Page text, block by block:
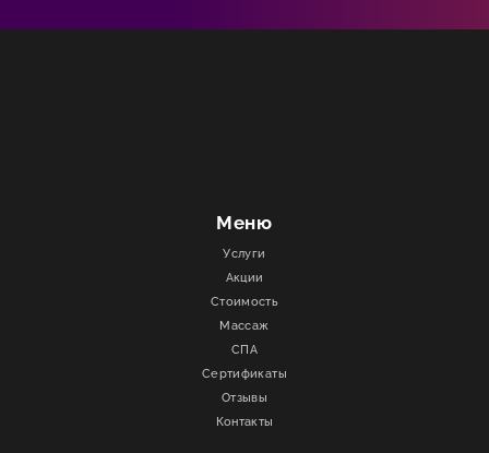
Меню
Услуги
Акции
Стоимость
Массаж
СПА
Сертификаты
Отзывы
Контакты